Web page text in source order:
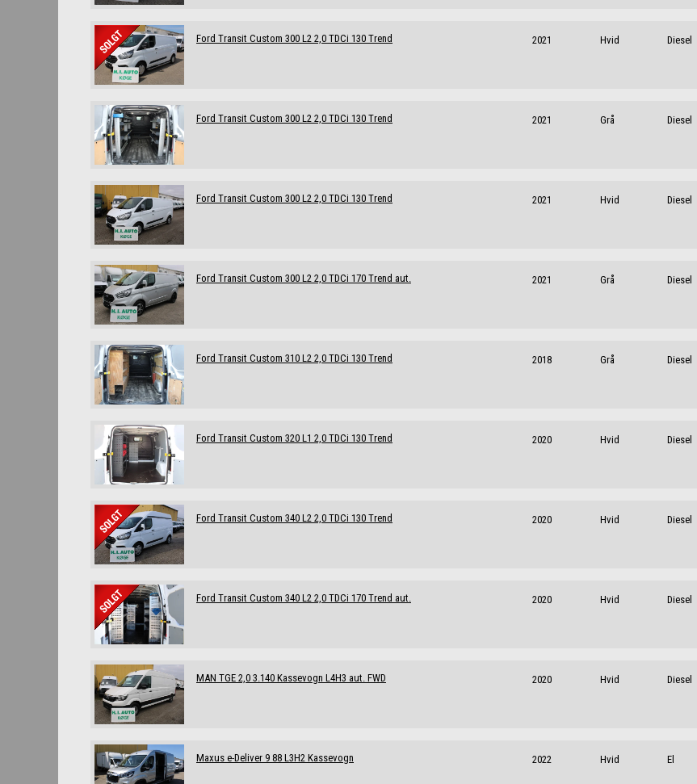
Ford Transit Custom 300 L2 2,0 TDCi 130 Trend 2021 Hvid Diesel
Ford Transit Custom 300 L2 2,0 TDCi 130 Trend 2021 Grå Diesel
Ford Transit Custom 300 L2 2,0 TDCi 130 Trend 2021 Hvid Diesel
Ford Transit Custom 300 L2 2,0 TDCi 170 Trend aut. 2021 Grå Diesel
Ford Transit Custom 310 L2 2,0 TDCi 130 Trend 2018 Grå Diesel
Ford Transit Custom 320 L1 2,0 TDCi 130 Trend 2020 Hvid Diesel
Ford Transit Custom 340 L2 2,0 TDCi 130 Trend 2020 Hvid Diesel
Ford Transit Custom 340 L2 2,0 TDCi 170 Trend aut. 2020 Hvid Diesel
MAN TGE 2,0 3.140 Kassevogn L4H3 aut. FWD 2020 Hvid Diesel
Maxus e-Deliver 9 88 L3H2 Kassevogn 2022 Hvid El